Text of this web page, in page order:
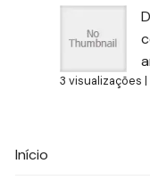
3 visualizações |
Início